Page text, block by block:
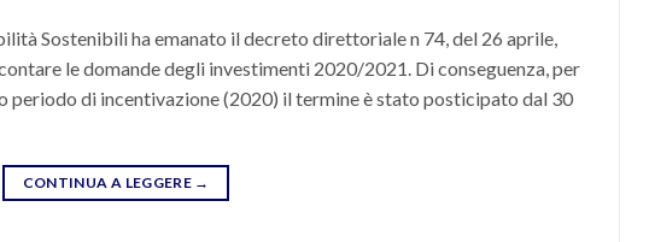
Sostenibili ha emanato il decreto direttoriale n 74, del 26 aprile,
le domande degli investimenti 2020/2021. Di conseguenza, per
periodo di incentivazione (2020) il termine è stato posticipato dal 30
CONTINUA A LEGGERE →